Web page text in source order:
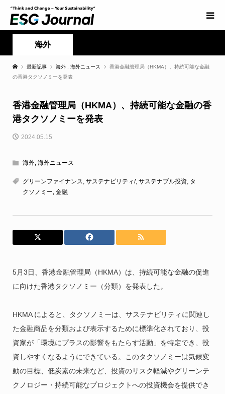
海外
最新記事 海外 海外ニュース
香港金融管理局（HKMA）、持続可能な金融
の香港タクソノミーを発表
香港金融管理局（HKMA）、持続可能な金融の香
港タクソノミーを発表
2024.05.15
海外, 海外ニュース
グリーンファイナンス, サステナビリティ/, サステナブル投資, タ
クソノミー, 金融
5月3日、香港金融管理局（HKMA）は、持続可能な金融の促進
に向けた香港タクソノミー（分類）を発表した。
HKMA によると、タクソノミーは、サステナビリティに関連し
た金融商品を分類および表示するために標準化されており、投
資家が「環境にプラスの影響をもたらす活動」を特定でき、投
資しやすくなるようにできている。このタクソノミーは気候変
動の目標、低炭素の未来など、投資のリスク軽減やグリーンテ
クノロジー・持続可能なプロジェクトへの投資機会を提供でき